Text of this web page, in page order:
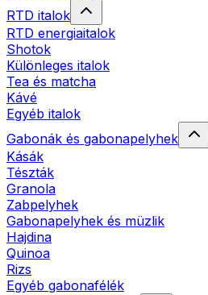
RTD italok
RTD energiaitalok
Shotok
Különleges italok
Tea és matcha
Kávé
Egyéb italok
Gabonák és gabonapelyhek
Kásák
Tészták
Granola
Zabpelyhek
Gabonapelyhek és müzlik
Hajdina
Quinoa
Rizs
Egyéb gabonafélék